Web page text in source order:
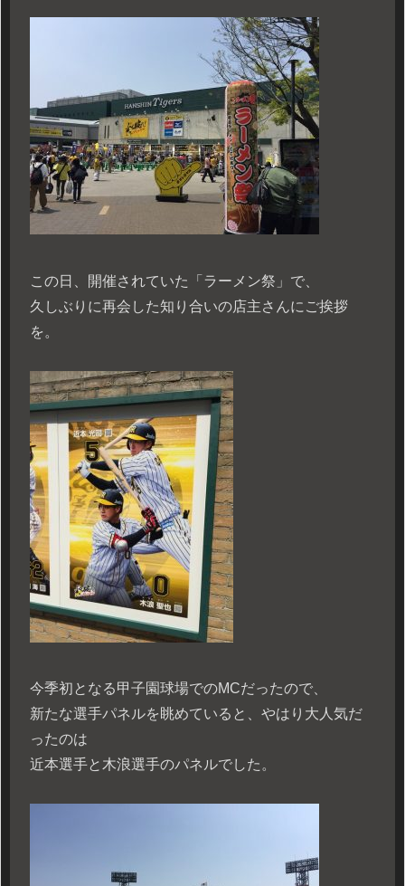
この日、開催されていた「ラーメン祭」で、
久しぶりに再会した知り合いの店主さんにご挨拶
を。
今季初となる甲子園球場でのMCだったので、
新たな選手パネルを眺めていると、やはり大人気だ
ったのは
近本選手と木浪選手のパネルでした。